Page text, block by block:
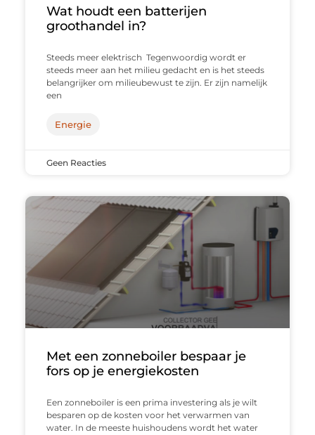
Wat houdt een batterijen
groothandel in?
Steeds meer elektrisch Tegenwoordig wordt er
steeds meer aan het milieu gedacht en is het steeds
belangrijker om milieubewust te zijn. Er zijn namelijk
een
Energie
Geen Reacties
Met een zonneboiler bespaar je
fors op je energiekosten
Een zonneboiler is een prima investering als je wilt
besparen op de kosten voor het verwarmen van
water. In de meeste huishoudens wordt het water